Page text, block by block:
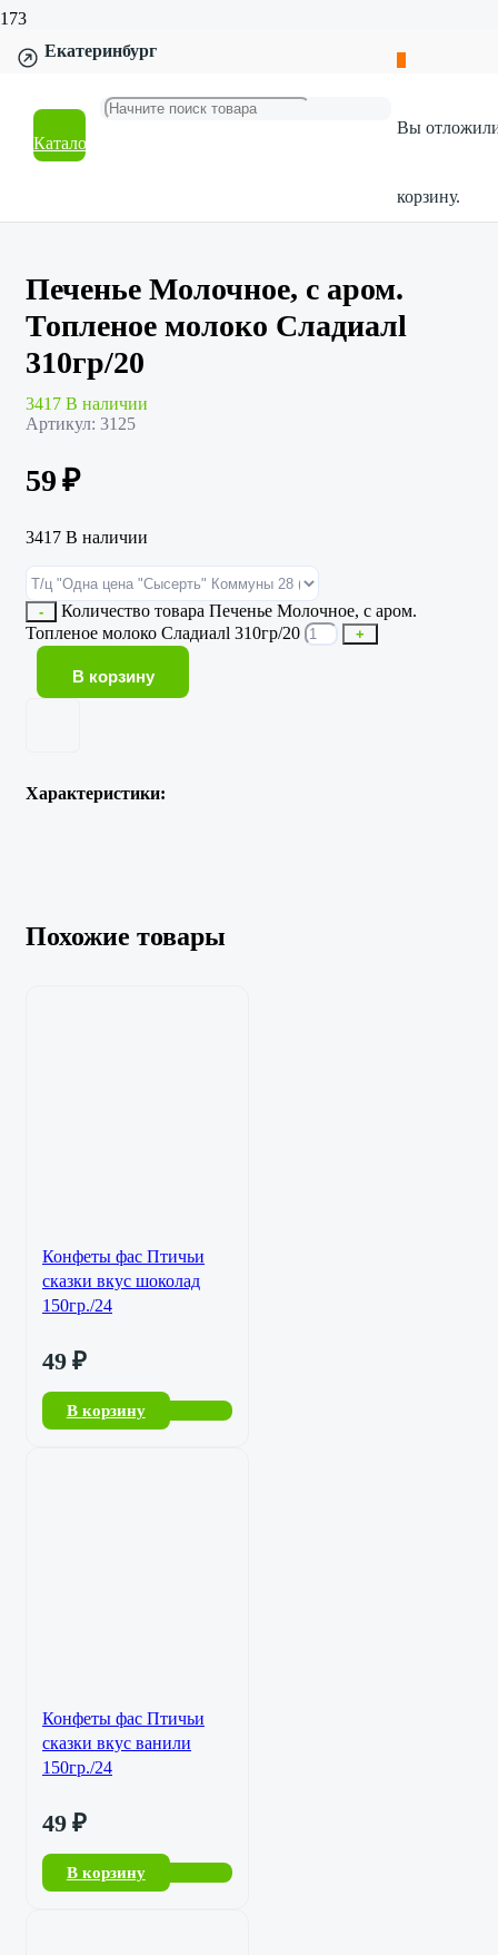
Екатеринбург
Каталог
Вы
корзину.
Главная
Продукты и напитки
Печенье Молочное, с аром. Топленое молоко Сладиалl
Печенье Молочное, с аром.
Топленое молоко Сладиалl
310гр/20
3417 В наличии
Артикул: 3125
59₽
3417 В наличии
-
Количество товара Печенье Молочное, с аром.
Топленое молоко Сладиалl 310гр/20
+
В корзину
Характеристики:
Похожие товары
Конфеты фас Птичьи
сказки вкус шоколад
150гр./24
49 ₽
В корзину
Конфеты фас Птичьи
сказки вкус ванили
150гр./24
49 ₽
В корзину